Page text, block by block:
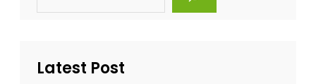
ل
ف
Latest Post